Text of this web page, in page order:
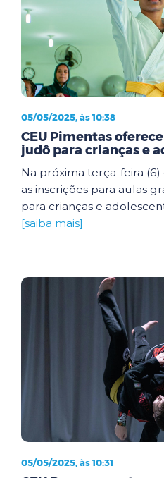
05/05/2025, às 10:38
CEU Pimentas
judô para crianças e
Na próxima terça-feira (6)
as inscrições para aulas
para crianças e
[saiba mais]
05/05/2025, às 10:31